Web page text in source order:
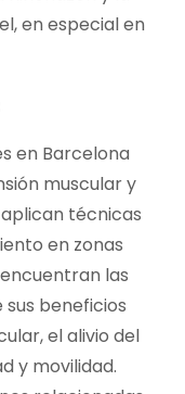
en especial en
en Barcelona
muscular y
técnicas
en zonas
las
beneficios
el alivio del
y movilidad.